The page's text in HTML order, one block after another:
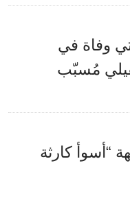
وفاة في
مُسبّب
“أسوأ كارثة